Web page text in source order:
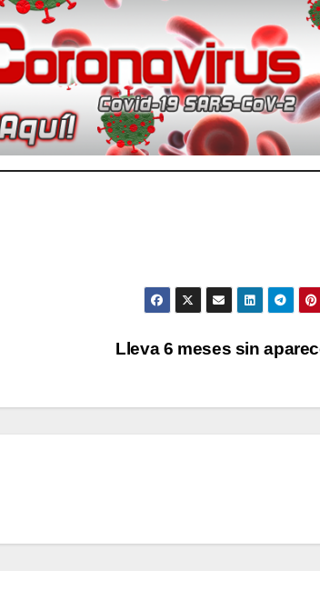
Lleva 6 meses sin